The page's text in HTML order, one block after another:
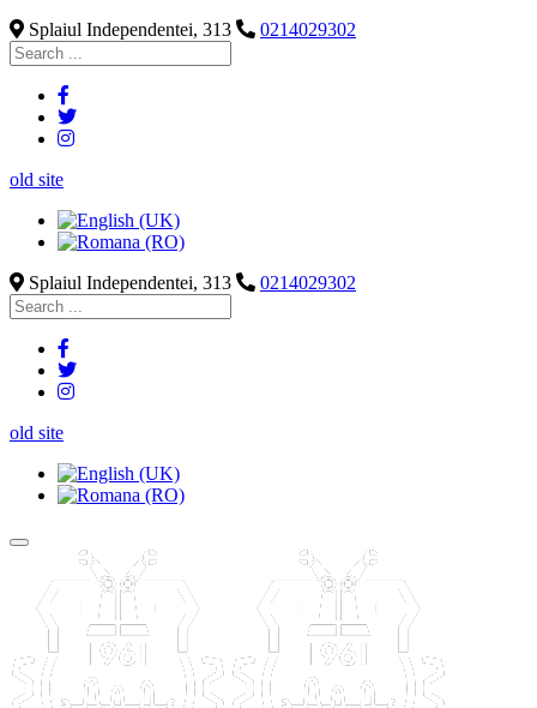
Splaiul Independentei, 313
0214029302
old site
Splaiul Independentei, 313 0214029302
old site